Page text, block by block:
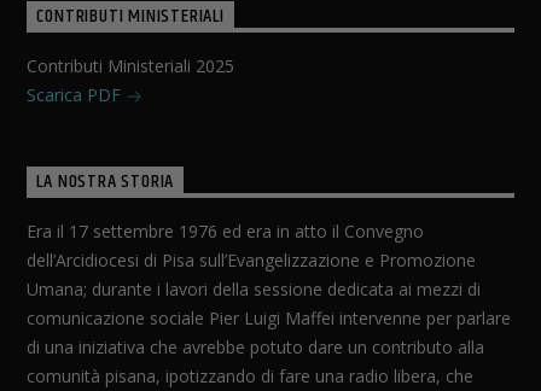
CONTRIBUTI MINISTERIALI
Contributi Ministeriali 2025
Scarica PDF
LA NOSTRA STORIA
Era il 17 settembre 1976 ed era in atto il Convegno
dell’Arcidiocesi di Pisa sull’Evangelizzazione e Promozione
Umana; durante i lavori della sessione dedicata ai mezzi di
comunicazione sociale Pier Luigi Maffei intervenne per parlare
di una iniziativa che avrebbe potuto dare un contributo alla
comunità pisana, ipotizzando di fare una radio libera, che